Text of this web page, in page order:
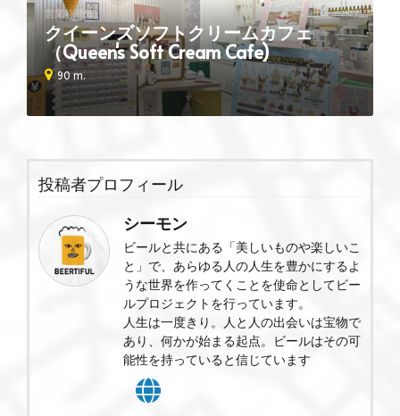
クイーンズソフトクリームカフェ
（Queen's Soft Cream Cafe)
営業時間外
90 m.
投稿者プロフィール
シーモン
ビールと共にある「美しいものや楽しいこ
と」で、あらゆる人の人生を豊かにするよ
うな世界を作ってくことを使命としてビー
ルプロジェクトを行っています。
人生は一度きり。人と人の出会いは宝物で
あり、何かが始まる起点。ビールはその可
能性を持っていると信じています